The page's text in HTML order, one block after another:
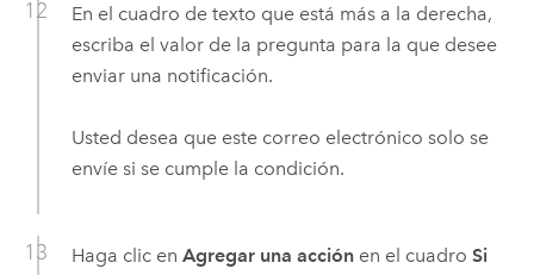
En el cuadro de texto que está más a la derecha,
escriba el valor de la pregunta para la que desee
enviar una notificación.
Usted desea que este correo electrónico solo se
envíe si se cumple la condición.
Haga clic en Agregar una acciónen el cuadro Si